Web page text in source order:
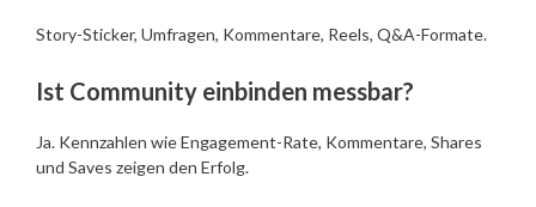
Story-Sticker, Umfragen, Kommentare, Reels, Q&A-Formate.
Ist Community einbinden messbar?
Ja. Kennzahlen wie Engagement-Rate, Kommentare, Shares
und Saves zeigen den Erfolg.